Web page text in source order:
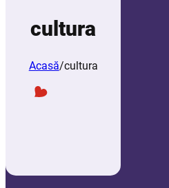
cultura
Acasă/cultura